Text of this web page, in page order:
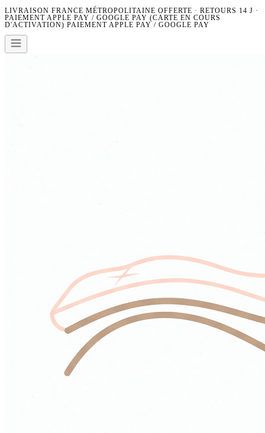
LIVRAISON FRANCE MÉTROPOLITAINE OFFERTE · RETOURS 14 J ·
PAIEMENT APPLE PAY / GOOGLE PAY (CARTE EN COURS
D'ACTIVATION) PAIEMENT APPLE PAY / GOOGLE PAY